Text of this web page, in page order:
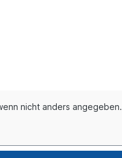
nicht anders angegeben.